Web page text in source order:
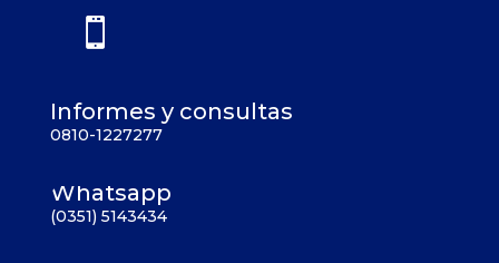

Informes y consultas
0810-1227277
Whatsapp
(0351) 5143434